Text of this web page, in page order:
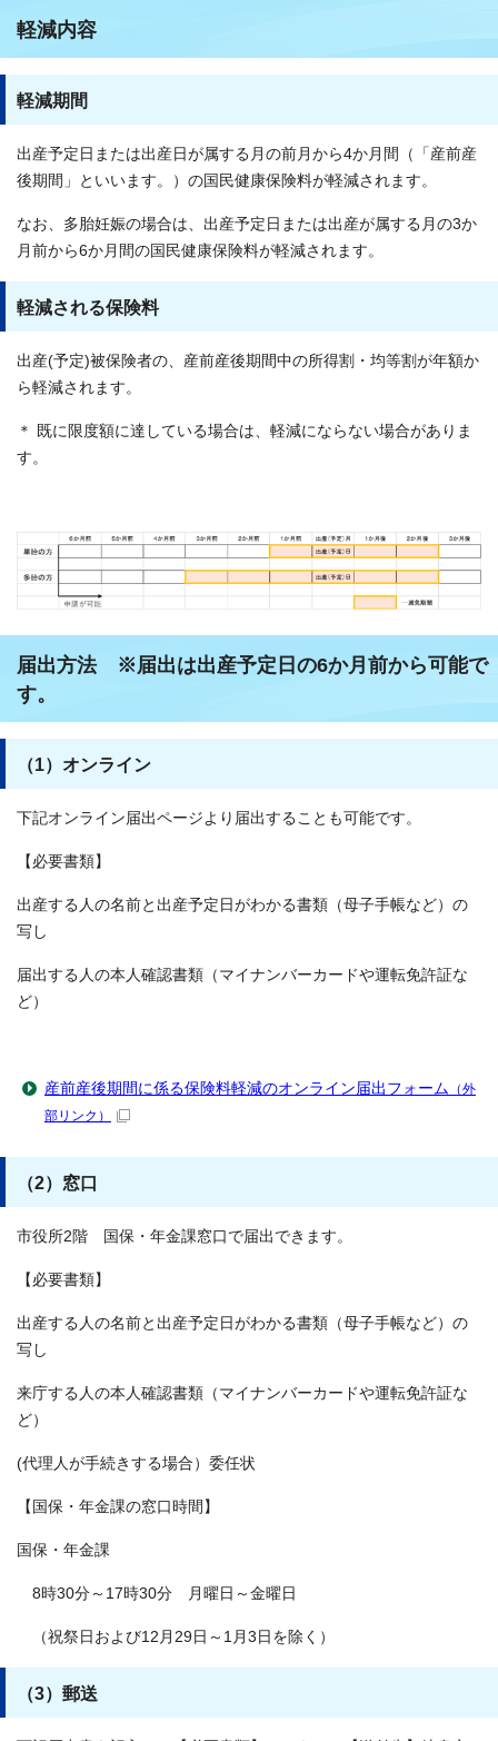
軽減内容
軽減期間
出産予定日または出産日が属する月の前月から4か月間（「産前産
後期間」といいます。）の国民健康保険料が軽減されます。
なお、多胎妊娠の場合は、出産予定日または出産が属する月の3か
月前から6か月間の国民健康保険料が軽減されます。
軽減される保険料
出産(予定)被保険者の、産前産後期間中の所得割・均等割が年額か
ら軽減されます。
＊ 既に限度額に達している場合は、軽減にならない場合がありま
す。
届出方法 ※届出は出産予定日の6か月前から可能で
す。
（1）オンライン
下記オンライン届出ページより届出することも可能です。
【必要書類】
出産する人の名前と出産予定日がわかる書類（母子手帳など）の
写し
届出する人の本人確認書類（マイナンバーカードや運転免許証な
ど）
産前産後期間に係る保険料軽減のオンライン届出フォーム （外
部リンク）
（2）窓口
市役所2階 国保・年金課窓口で届出できます。
【必要書類】
出産する人の名前と出産予定日がわかる書類（母子手帳など）の
写し
来庁する人の本人確認書類（マイナンバーカードや運転免許証な
ど）
(代理人が手続きする場合）委任状
【国保・年金課の窓口時間】
国保・年金課
8時30分～17時30分 月曜日～金曜日
（祝祭日および12月29日～1月3日を除く）
（3）郵送